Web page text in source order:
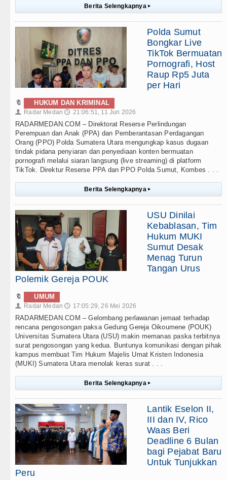
Berita Selengkapnya ▸
Polda Sumut
Bongkar Live
TikTok Bermuatan
Pornografi, Host
Raup Rp5 Juta
per Hari
🔖 HUKUM DAN KRIMINAL
👤 Radar Medan 🕔 21:06:51, 11 Jun 2026
RADARMEDAN.COM – Direktorat Reserse Perlindungan
Perempuan dan Anak (PPA) dan Pemberantasan Perdagangan
Orang (PPO) Polda Sumatera Utara mengungkap kasus dugaan
tindak pidana penyiaran dan penyediaan konten bermuatan
pornografi melalui siaran langsung (live streaming) di platform
TikTok. Direktur Reserse PPA dan PPO Polda Sumut, Kombes . . .
Berita Selengkapnya ▸
USU Dinilai
Kebablasan, Tim
Hukum MUKI
Sumut Desak
Menag Turun
Tangan Urus
Polemik Gereja POUK
🔖 UMUM
👤 Radar Medan 🕔 17:05:29, 26 Mei 2026
RADARMEDAN.COM – Gelombang perlawanan jemaat terhadap
rencana pengosongan paksa Gedung Gereja Oikoumene (POUK)
Universitas Sumatera Utara (USU) makin memanas paska terbitnya
surat pengosongan yang kedua. Buntunya komunikasi dengan pihak
kampus membuat Tim Hukum Majelis Umat Kristen Indonesia
(MUKI) Sumatera Utara menolak keras surat . . .
Berita Selengkapnya ▸
Lantik Eselon II,
III dan IV, Rico
Waas Beri
Deadline 6 Bulan
bagi Pejabat Baru
Untuk Tunjukkan
Peru